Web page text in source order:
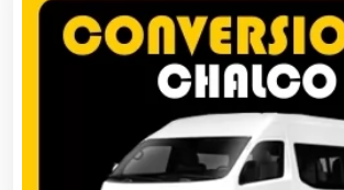
Análisis Clínicos
Análisis de Aguas